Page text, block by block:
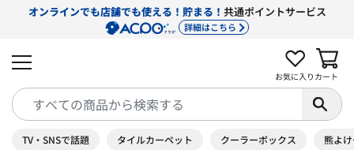
オンラインでも店舗でも使える！貯まる！ 共通ポイントサービス
詳細はこちら
お気に入り カート
TV・SNSで話題 タイルカーペット クーラーボックス 熊よ